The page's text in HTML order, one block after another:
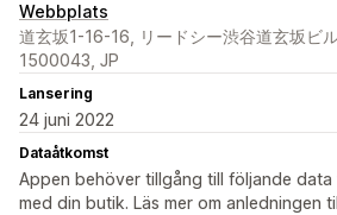
Webbplats
道玄坂1-16-16, リードシー渋谷道玄坂ビ
1500043, JP
Lansering
24 juni 2022
Dataåtkomst
Appen behöver tillgång till följande
med din butik. Läs mer om anledningen